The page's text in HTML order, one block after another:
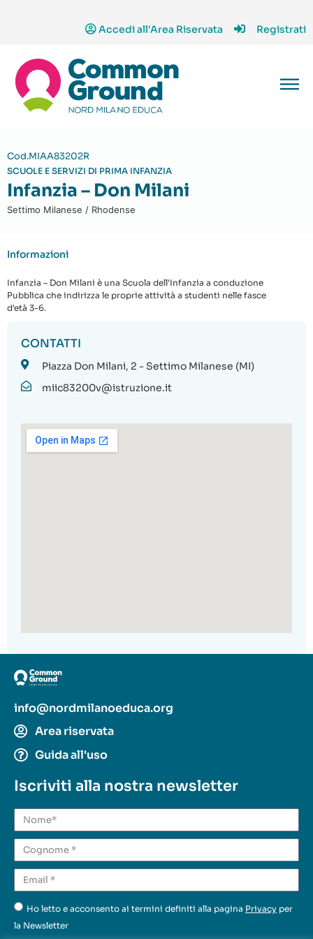
Accedi all'Area Riservata Registrati
Cod.MIAA83202R
SCUOLE E SERVIZI DI PRIMA INFANZIA
Infanzia – Don Milani
Settimo Milanese / Rhodense
Informazioni
Infanzia – Don Milani è una Scuola dell'Infanzia a conduzione
Pubblica che indirizza le proprie attività a studenti nelle fasce
d'età 3-6.
CONTATTI
Piazza Don Milani, 2 - Settimo Milanese (MI)
miic83200v@istruzione.it
info@nordmilanoeduca.org
Area riservata
Guida all'uso
Iscriviti alla nostra newsletter
Ho letto e acconsento ai termini definiti alla pagina Privacy per
la Newsletter